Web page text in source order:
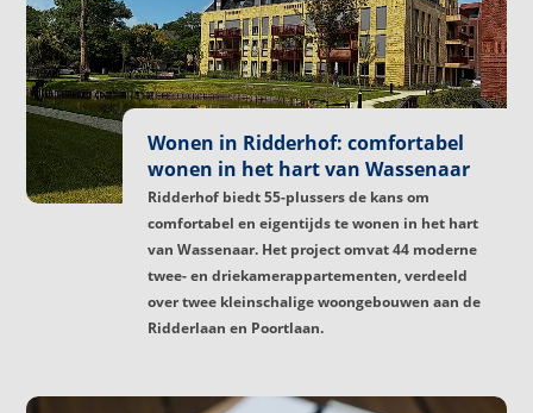
Wonen in Ridderhof: comfortabel
wonen in het hart van Wassenaar
Ridderhof biedt 55-plussers de kans om
comfortabel en eigentijds te wonen in het hart
van Wassenaar. Het project omvat 44 moderne
twee- en driekamerappartementen, verdeeld
over twee kleinschalige woongebouwen aan de
Ridderlaan en Poortlaan.